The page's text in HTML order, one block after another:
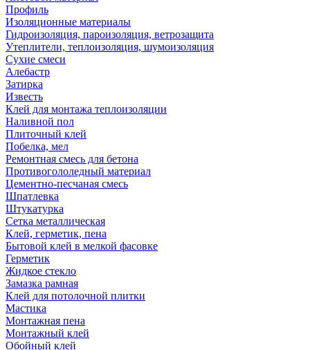
Профиль
Изоляционные материалы
Гидроизоляция, пароизоляция, ветрозащита
Утеплители, теплоизоляция, шумоизоляция
Сухие смеси
Алебастр
Затирка
Известь
Клей для монтажа теплоизоляции
Наливной пол
Плиточный клей
Побелка, мел
Ремонтная смесь для бетона
Противогололедный материал
Цементно-песчаная смесь
Шпатлевка
Штукатурка
Сетка металлическая
Клей, герметик, пена
Бытовой клей в мелкой фасовке
Герметик
Жидкое стекло
Замазка рамная
Клей для потолочной плитки
Мастика
Монтажная пена
Монтажный клей
Обойный клей